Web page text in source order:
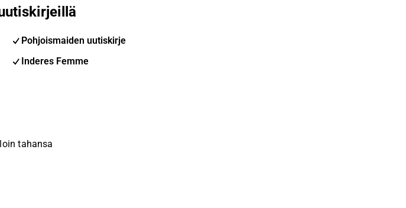
Pohjoismaiden uutiskirje
Inderes Femme
tahansa